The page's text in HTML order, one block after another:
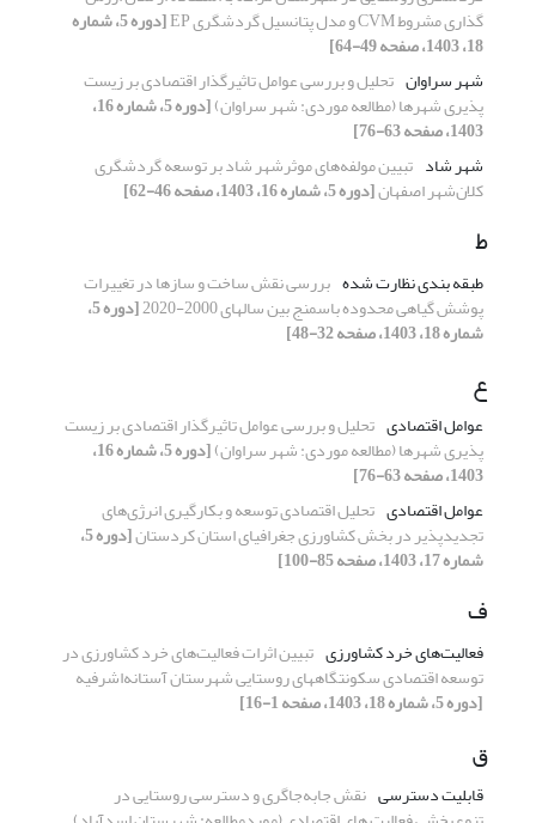
گذاری مشروط ‍CVM و مدل پتانسیل گردشگری EP [دوره 5، شماره
18، 1403، صفحه 49-64]
شهر سراوان تحلیل و بررسی عوامل تاثیرگذار اقتصادی بر زیست
پذیری شهرها (مطالعه موردی: شهر سراوان) [دوره 5، شماره 16،
1403، صفحه 63-76]
شهر شاد تبیین مولفه‌های موثرشهر شاد بر توسعه گردشگری
کلان‌شهر اصفهان[دوره 5، شماره 16، 1403، صفحه 46-62]
ط
طبقه بندی نظارت شده بررسی نقش ساخت و سازها در تغییرات
پوشش گیاهی محدوده باسمنج بین سالهای 2000-2020 [دوره 5،
شماره 18، 1403، صفحه 32-48]
ع
عوامل اقتصادی تحلیل و بررسی عوامل تاثیرگذار اقتصادی بر زیست
پذیری شهرها (مطالعه موردی: شهر سراوان) [دوره 5، شماره 16،
1403، صفحه 63-76]
عوامل اقتصادی تحلیل اقتصادی توسعه و بکارگیری انرژی‌های
تجدیدپذیر در بخش کشاورزی جغرافیای استان کردستان [دوره 5،
شماره 17، 1403، صفحه 85-100]
ف
فعالیت‌های خرد کشاورزی تبیین اثرات فعالیت‌های خرد کشاورزی در
توسعه اقتصادی سکونتگاههای روستایی شهرستان آستانه‌اشرفیه
[دوره 5، شماره 18، 1403، صفحه 1-16]
ق
قابلیت دسترسی نقش جابه‌جاگری و دسترسی روستایی در